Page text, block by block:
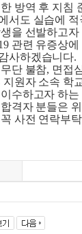
방역 후 지침
서도 실습에
을 선발하고
관련 유증상
사하겠습니다.
단 불참, 면접
원자 소속 학
수하고자 하
격자 분들은
사전 연락부